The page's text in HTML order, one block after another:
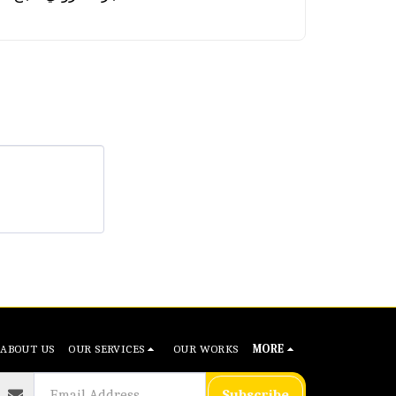
ABOUT US OUR SERVICES OUR WORKS MORE